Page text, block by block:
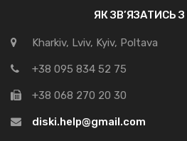
ЯК ЗВ’ЯЗАТИСЬ
Kharkiv, Lviv, Kyiv, Poltava
+38 095 834 52 75
+38 068 270 20 30
diski.help@gmail.com